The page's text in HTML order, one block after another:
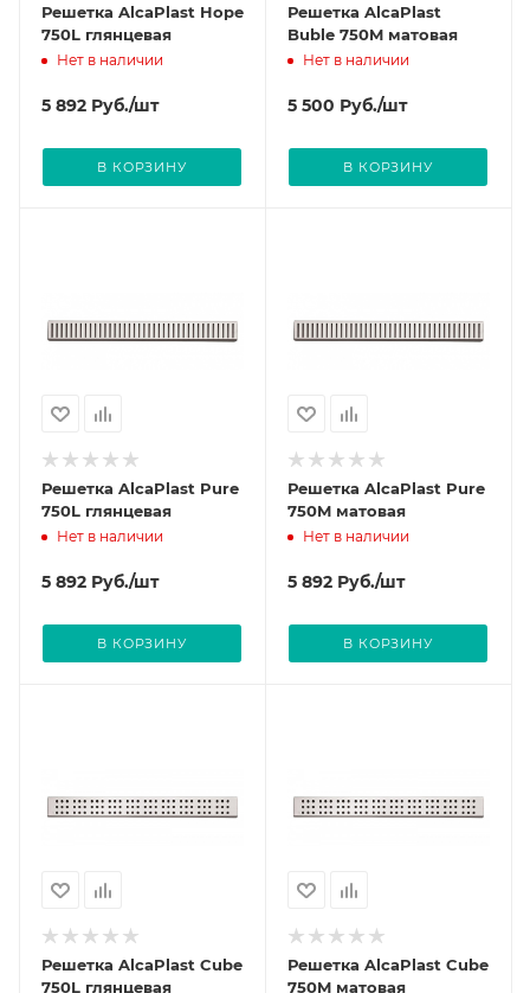
Решетка AlcaPlast Hope
750L глянцевая
Нет в наличии
5 892 Руб./шт
В КОРЗИНУ
Решетка AlcaPlast
Buble 750M матовая
Нет в наличии
5 500 Руб./шт
В КОРЗИНУ
Решетка AlcaPlast Pure
750L глянцевая
Нет в наличии
5 892 Руб./шт
В КОРЗИНУ
Решетка AlcaPlast Pure
750M матовая
Нет в наличии
5 892 Руб./шт
В КОРЗИНУ
Решетка AlcaPlast Cube
750L глянцевая
Решетка AlcaPlast Cube
750M матовая